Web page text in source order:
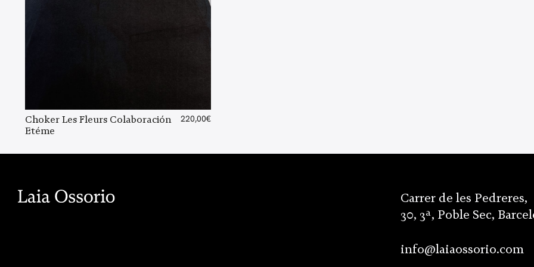
Choker Les Fleurs Colaboración
Etéme
220,00€
Carrer de les Pedreres,
30, 3ª, Poble Sec,
info@laiaossorio.com